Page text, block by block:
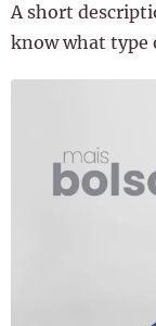
A short
know what type